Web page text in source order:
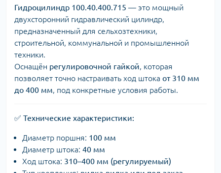
Гидроцилиндр 100.40.400.715 — это мощный
двухсторонний гидравлический цилиндр,
предназначенный для сельхозтехники,
строительной, коммунальной и промышленной
техники.
Оснащён регулировочной гайкой, которая
позволяет точно настраивать ход штока от 310 мм
до 400 мм, под конкретные условия работы.
✅ Технические характеристики:
Диаметр поршня: 100 мм
Диаметр штока: 40 мм
Ход штока: 310–400 мм (регулируемый)